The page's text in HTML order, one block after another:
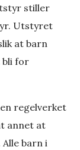
stiller
Utstyret
at barn
bli for
regelverket
annet at
barn i